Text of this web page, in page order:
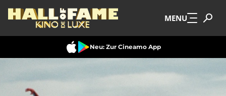
Zum Hauptinhalt springen MENU
Neu: Zur Cineamo App